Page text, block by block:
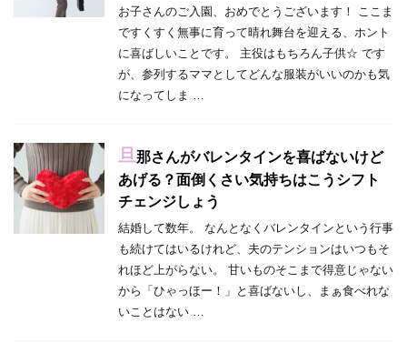
お子さんのご入園、おめでとうございます！ ここま
ですくすく無事に育って晴れ舞台を迎える、ホント
に喜ばしいことです。 主役はもちろん子供☆ です
が、参列するママとしてどんな服装がいいのかも気
になってしま …
旦那さんがバレンタインを喜ばないけど
あげる？面倒くさい気持ちはこうシフト
チェンジしょう
結婚して数年。 なんとなくバレンタインという行事
も続けてはいるけれど、夫のテンションはいつもそ
れほど上がらない。 甘いものそこまで得意じゃない
から「ひゃっほー！」と喜ばないし、まぁ食べれな
いことはない …